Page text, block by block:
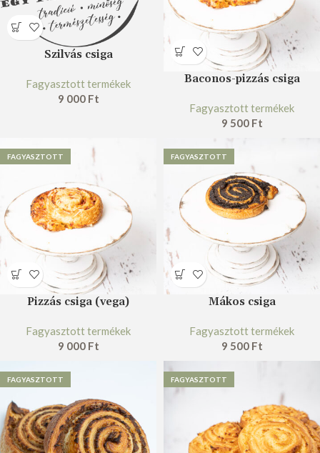
Szilvás csiga
Fagyasztott termékek
9 000 Ft
Baconos-pizzás csiga
Fagyasztott termékek
9 500 Ft
FAGYASZTOTT
Pizzás csiga (vega)
Fagyasztott termékek
9 000 Ft
FAGYASZTOTT
Mákos csiga
Fagyasztott termékek
9 500 Ft
FAGYASZTOTT FAGYASZTOTT